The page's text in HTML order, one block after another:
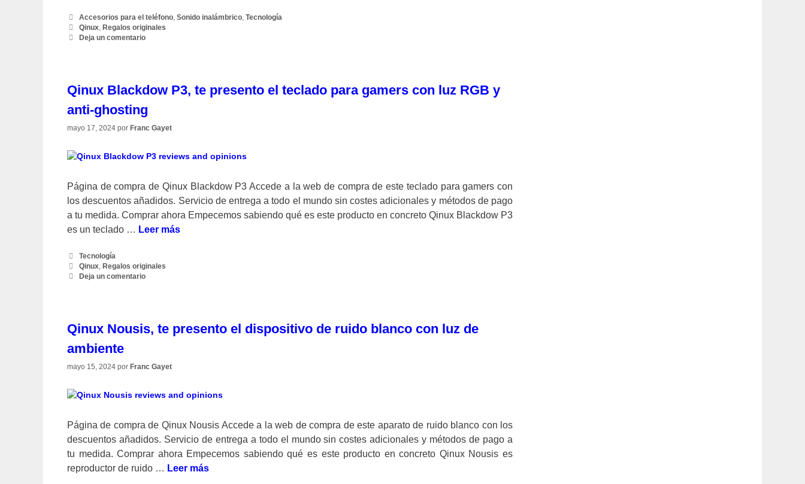
Categorías
Accesorios para el teléfono,Sonido inalámbrico,Tecnología
Etiquetas
Qinux,Regalos originales
Deja un comentario
Qinux Blackdow P3, te presento el teclado para gamers con luz RGB y
anti-ghosting
mayo 17, 2024 por Franc Gayet
Página de compra de Qinux Blackdow P3 Accede a la web de compra de este teclado para gamers con
los descuentos añadidos. Servicio de entrega a todo el mundo sin costes adicionales y métodos de pago
a tu medida. Comprar ahora Empecemos sabiendo qué es este producto en concreto Qinux Blackdow P3
es un teclado … Leer más
Categorías
Tecnología
Etiquetas
Qinux, Regalos originales
Deja un comentario
Qinux Nousis, te presento el dispositivo de ruido blanco con luz de
ambiente
mayo 15, 2024 por Franc Gayet
Página de compra de Qinux Nousis Accede a la web de compra de este aparato de ruido blanco con los
descuentos añadidos. Servicio de entrega a todo el mundo sin costes adicionales y métodos de pago a
tu medida. Comprar ahora Empecemos sabiendo qué es este producto en concreto Qinux Nousis es
reproductor de ruido … Leer más